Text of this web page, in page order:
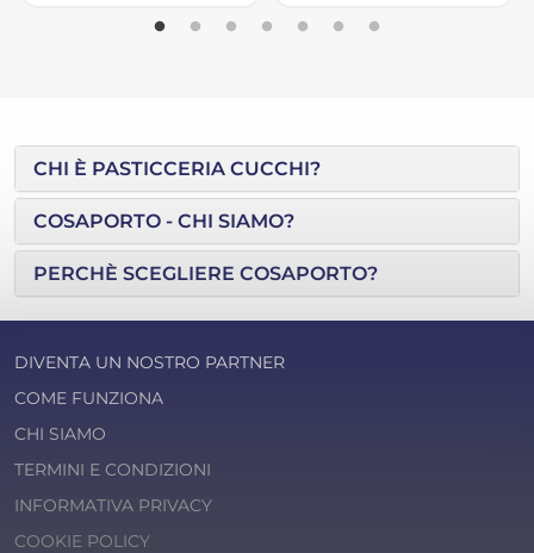
CHI È PASTICCERIA CUCCHI?
COSAPORTO - CHI SIAMO?
PERCHÈ SCEGLIERE COSAPORTO?
DIVENTA UN NOSTRO PARTNER
COME FUNZIONA
CHI SIAMO
TERMINI E CONDIZIONI
INFORMATIVA PRIVACY
COOKIE POLICY